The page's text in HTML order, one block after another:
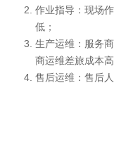
作业指导：现场
低；
生产运维：服务
商运维差旅成本
售后运维：售后